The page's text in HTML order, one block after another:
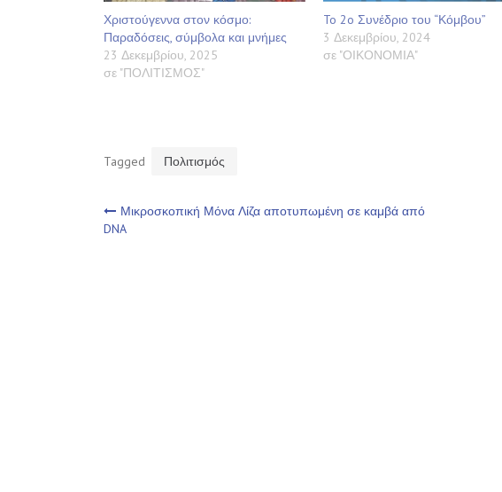
Χριστούγεννα στον κόσμο:
Παραδόσεις, σύμβολα και μνήμες
23 Δεκεμβρίου, 2025
σε "ΠΟΛΙΤΙΣΜΟΣ"
To 2o Συνέδριο του “Κόμβου”
3 Δεκεμβρίου, 2024
σε "ΟΙΚΟΝΟΜΙΑ"
Tagged Πολιτισμός
Πλοήγηση
Μικροσκοπική Μόνα Λίζα αποτυπωμένη σε καμβά από
DNA